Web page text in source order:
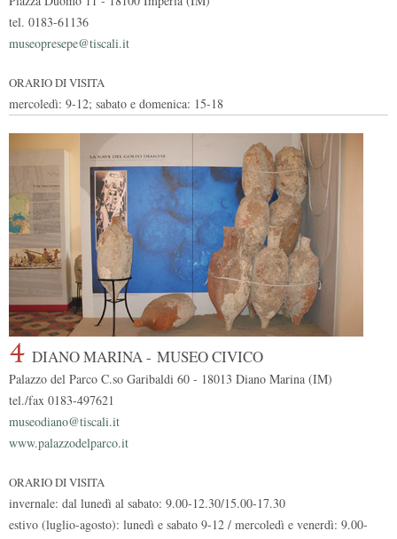
tel. 0183-61136
museopresepe@tiscali.it
ORARIO DI VISITA
mercoledì: 9-12; sabato e domenica: 15-18
4 DIANO MARINA - MUSEO CIVICO
Palazzo del Parco C.so Garibaldi 60 - 18013 Diano Marina (IM)
tel./fax 0183-497621
museodiano@tiscali.it
www.palazzodelparco.it
ORARIO DI VISITA
invernale: dal lunedì al sabato: 9.00-12.30/15.00-17.30
estivo (luglio-agosto): lunedì e sabato 9-12 / mercoledì e venerdì: 9.00-